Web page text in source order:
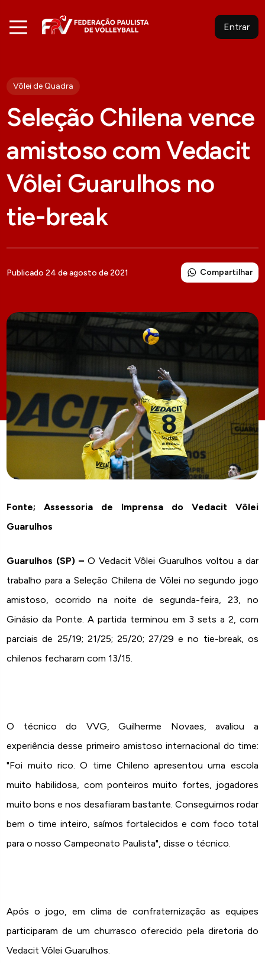
Entrar
Vôlei de Quadra
Seleção Chilena vence
amistoso com Vedacit
Vôlei Guarulhos no
tie-break
Publicado 24 de agosto de 2021 Compartilhar
Fonte; Assessoria de Imprensa do Vedacit Vôlei
Guarulhos
Guarulhos (SP) – O Vedacit Vôlei Guarulhos voltou a dar
trabalho para a Seleção Chilena de Vôlei no segundo jogo
amistoso, ocorrido na noite de segunda-feira, 23, no
Ginásio da Ponte. A partida terminou em 3 sets a 2, com
parciais de 25/19; 21/25; 25/20; 27/29 e no tie-break, os
chilenos fecharam com 13/15.
O técnico do VVG, Guilherme Novaes, avaliou a
experiência desse primeiro amistoso internacional do time:
"Foi muito rico. O time Chileno apresentou uma escola
muito habilidosa, com ponteiros muito fortes, jogadores
muito bons e nos desafiaram bastante. Conseguimos rodar
bem o time inteiro, saímos fortalecidos e com foco total
para o nosso Campeonato Paulista", disse o técnico.
Após o jogo, em clima de confraternização as equipes
participaram de um churrasco oferecido pela diretoria do
Vedacit Vôlei Guarulhos.